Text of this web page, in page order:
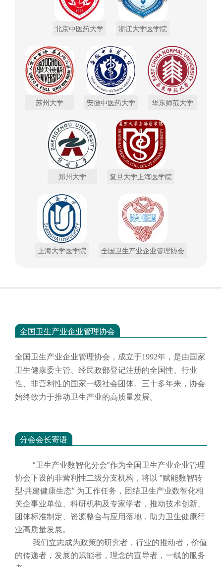
北京中医药大学 浙江大学医学院
苏州大学 安徽中医药大学 华东师范大学
郑州大学 复旦大学上海医学院
上海大学医学院 全国卫生产业企业管理协会
全国卫生产业企业管理协会
全国卫生产业企业管理协会，成立于1992年，是由国家
卫生健康委主管、经民政部登记注册的全国性、行业
性、非营利性的国家一级社会团体。三十多年来，协会
始终致力于推动卫生产业的高质量发展。
分会会长寄语
“卫生产业数智化分会”作为全国卫生产业企业管理
协会下设的非营利性二级分支机构，将以 “赋能数智转
型·共建健康生态” 为工作任务，团结卫生产业数智化相
关企事业单位、科研机构及专家学者，推动技术创新、
团体标准制定、资源整合与应用落地，助力卫生健康行
业高质量发展。
我们立志成为政策的研究者，行业的推动者，价值
的传递者，发展的赋能者，理念的宣导者，一线的服务